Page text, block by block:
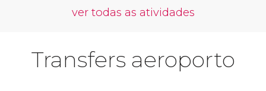
ver todas as atividades
Transfers aeroporto